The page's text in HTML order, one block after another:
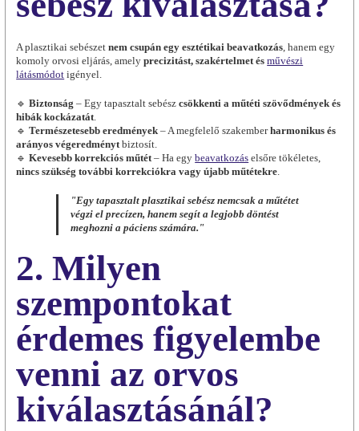
A plasztikai sebészetnem csupán egy esztétikai beavatkozás , hanem egy
komoly orvosi eljárás, amelyprecizitást, szakértelmet ésművészi
látásmódot igényel.
🔹Biztonság – Egy tapasztalt sebészcsökkenti a műtéti szövődmények és
hibák kockázatát.
🔹Természetesebb eredmények – A megfelelő szakemberharmonikus és
arányos végeredménytbiztosít.
🔹Kevesebb korrekciós műtét– Ha egybeavatkozás elsőre tökéletes,
nincs szükség további korrekciókra vagy újabb műtétekre.
"Egy tapasztalt plasztikai sebész nemcsak a műtétet
végzi el precízen, hanem segít a legjobb döntést
meghozni a páciens számára."
2. Milyen
szempontokat
érdemes figyelembe
venni az orvos
kiválasztásánál?